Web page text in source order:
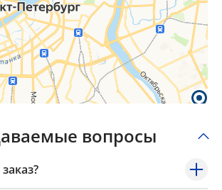
вопросы